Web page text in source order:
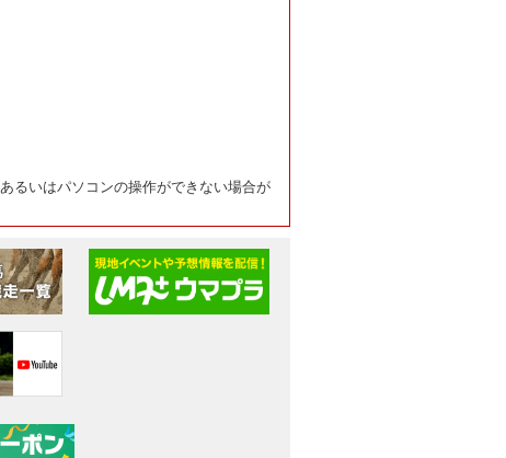
るいはパソコンの操作ができない場合が